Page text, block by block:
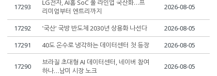
17293
LG전자, AI홈 SoC 풀 라인업 국산화…프
리미엄부터 엔트리까지
2026-08-05
17292 '국산' 국방 반도체 2030년 상용화 나선다
2026-08-05
17291
40도 온수로 냉각하는 데이터센터 첫 등장 2026-08-05
17290
브라질 초대형 AI 데이터센터, 네이버 참여
하나…남미 시장 노크
2026-08-05